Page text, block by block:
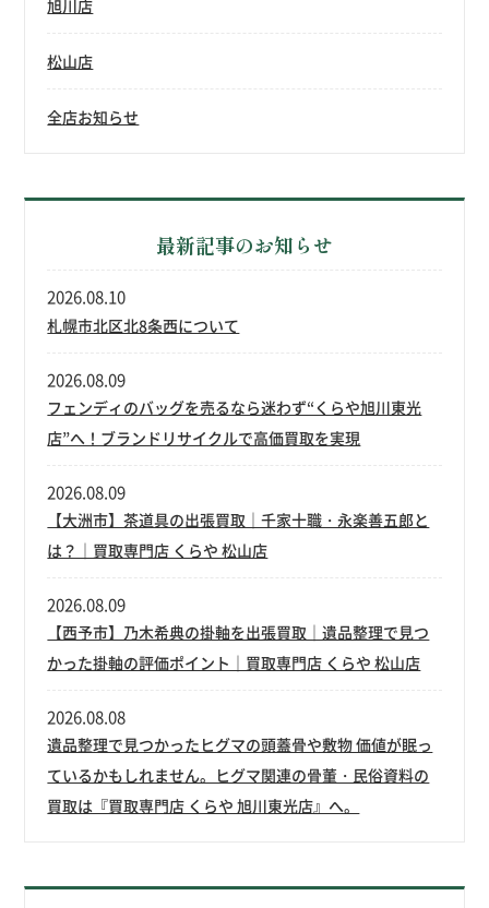
旭川店
松山店
全店お知らせ
最新記事のお知らせ
札幌市北区北8条西について
2026.08.10
フェンディのバッグを売るなら迷わず“くらや旭川東光
店”へ！ブランドリサイクルで高価買取を実現
2026.08.09
【大洲市】茶道具の出張買取｜千家十職・永楽善五郎と
は？｜買取専門店 くらや 松山店
2026.08.09
【西予市】乃木希典の掛軸を出張買取｜遺品整理で見つ
かった掛軸の評価ポイント｜買取専門店 くらや 松山店
2026.08.09
遺品整理で見つかったヒグマの頭蓋骨や敷物 価値が眠っ
ているかもしれません。ヒグマ関連の骨董・民俗資料の
買取は『買取専門店 くらや 旭川東光店』へ。
2026.08.08